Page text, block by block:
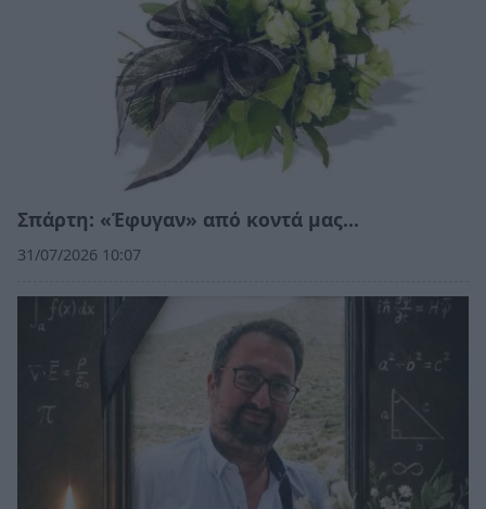
Σπάρτη: «Έφυγαν» από κοντά μας…
31/07/2026 10:07